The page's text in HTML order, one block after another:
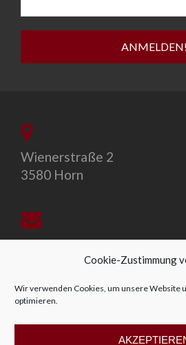
Cookie-Zustimmung
Wir verwenden Cookies, um unsere Website
optimieren.
Wienerstraße 2
3580 Horn
office@allegro-vivo.at